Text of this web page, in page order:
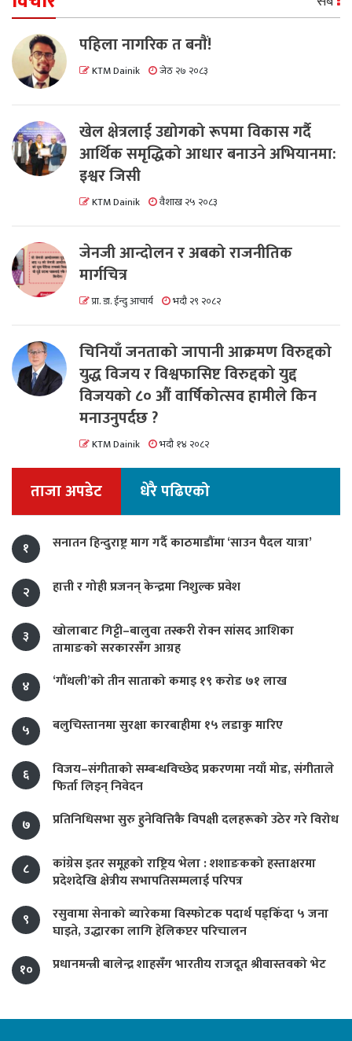
पहिला नागरिक त बनाैं!
KTM Dainik जेठ २७ २०८३
खेल क्षेत्रलाई उद्योगको रूपमा विकास गर्दै
आर्थिक समृद्धिको आधार बनाउने अभियानमा:
इश्वर जिसी
KTM Dainik वैशाख २५ २०८३
जेनजी आन्दोलन र अबको राजनीतिक
मार्गचित्र
प्रा. डा. ईन्दु आचार्य भदौ २९ २०८२
चिनियाँ जनताको जापानी आक्रमण विरुद्दको
युद्ध विजय र विश्वफासिष्ट विरुद्दको युद्द
विजयको ८० औं वार्षिकोत्सव हामीले किन
मनाउनुपर्दछ ?
KTM Dainik भदौ १४ २०८२
ताजा अपडेट धेरै पढिएको
१ सनातन हिन्दुराष्ट्र माग गर्दै काठमाडौंमा ‘साउन पैदल यात्रा’
२ हात्ती र गोही प्रजनन् केन्द्रमा निशुल्क प्रवेश
३
खोलाबाट गिट्टी–बालुवा तस्करी रोक्न सांसद आशिका
तामाङको सरकारसँग आग्रह
४
‘गौंथली’को तीन साताको कमाइ १९ करोड ७१ लाख
५ बलुचिस्तानमा सुरक्षा कारबाहीमा १५ लडाकु मारिए
६
विजय–संगीताको सम्बन्धविच्छेद प्रकरणमा नयाँ मोड, संगीता‍ले
फिर्ता लिइन् निवेदन
७
प्रतिनिधिसभा सुरु हुनेवित्तिकै विपक्षी दलहरूको उठेर गरे विरोध
८
कांग्रेस इतर समूहको राष्ट्रिय भेला : शशाङकको हस्ताक्षरमा
प्रदेशदेखि क्षेत्रीय सभापतिसम्मलाई परिपत्र
९
रसुवामा सेनाको ब्यारेकमा विस्फोटक पदार्थ पड्किँदा ५ जना
घाइते, उद्धारका लागि हेलिकप्टर परिचालन
१०
प्रधानमन्त्री बालेन्द्र शाहसँग भारतीय राजदूत श्रीवास्तवको भेट